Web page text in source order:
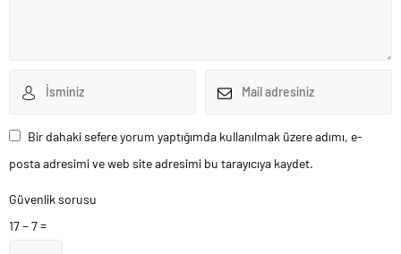
Bir dahaki sefere yorum yaptığımda kullanılmak üzere adımı, e-
posta adresimi ve web site adresimi bu tarayıcıya kaydet.
Güvenlik sorusu
17 − 7 =